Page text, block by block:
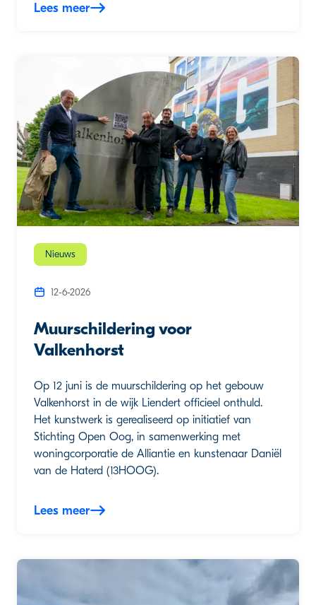
Lees meer
Nieuws
12-6-2026
Muurschildering voor
Valkenhorst
Op 12 juni is de muurschildering op het gebouw
Valkenhorst in de wijk Liendert officieel onthuld.
Het kunstwerk is gerealiseerd op initiatief van
Stichting Open Oog, in samenwerking met
woningcorporatie de Alliantie en kunstenaar Daniël
van de Haterd (13HOOG).
Lees meer